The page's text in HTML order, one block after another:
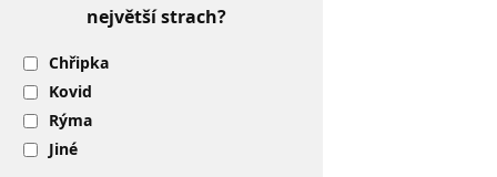
největší strach?
Chřipka
Kovid
Rýma
Jiné